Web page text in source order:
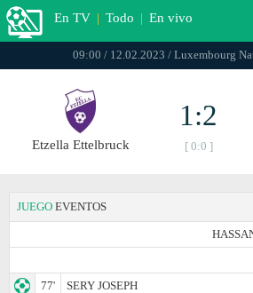
En TV | Todo | En vivo
09:00 / 12.02.2023 / Luxembourg
Etzella Ettelbruck
1:2
[ 0:0 ]
JUEGO EVENTOS
77'
SERY JOSEPH